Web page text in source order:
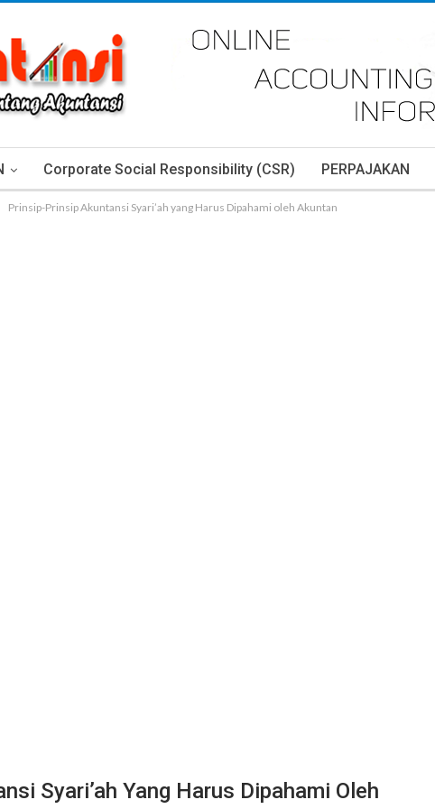
Corporate Social Responsibility (CSR) PERPAJAKAN
Prinsip-Prinsip Akuntansi Syari’ah yang Harus Dipahami oleh Akuntan
Syari’ah Yang Harus Dipahami Oleh